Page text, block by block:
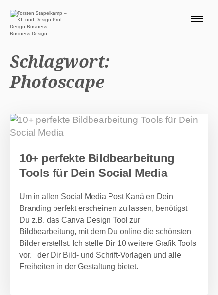
BLOG
SERVICE DESIGN THINKING
0 EURO ANGEBOTE 🎁
Suchen nach:
Schlagwort:
Photoscape
10+ perfekte Bildbearbeitung
Tools für Dein Social Media
Um in allen Social Media Post Kanälen Dein
Branding perfekt erscheinen zu lassen, benötigst
Du z.B. das Canva Design Tool zur
Bildbearbeitung, mit dem Du online die schönsten
Bilder erstellst. Ich stelle Dir 10 weitere Grafik Tools
vor. der Dir Bild- und Schrift-Vorlagen und alle
Freiheiten in der Gestaltung bietet.